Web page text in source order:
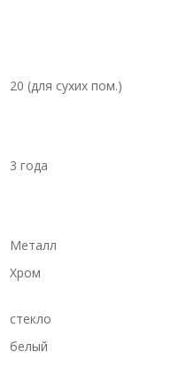
20 (для сухих пом.)
3 года
Металл
Хром
стекло
белый